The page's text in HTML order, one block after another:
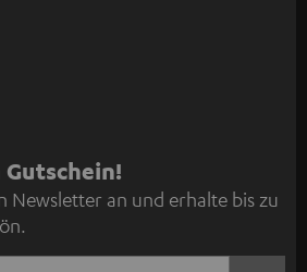
Newsletter an und erhalte bis zu